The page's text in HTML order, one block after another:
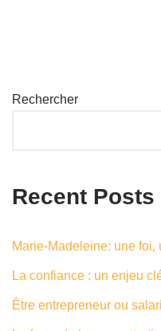
Rechercher
Recent Posts
Marie-Madeleine: une foi,
La confiance : un enjeu
Être entrepreneur ou